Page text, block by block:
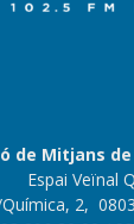
de Mitjans
Espai Veïnal
2,